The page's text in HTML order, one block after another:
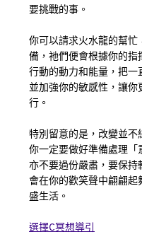
要挑戰的事。
你可以請求火水龍的幫
備，祂們便會根據你的
行動的動力和能量，把一
並加強你的敏感性，讓你
行。
特別留意的是，改變並
你一定要做好準備處理「
亦不要過份嚴肅，要保持
會在你的歡笑聲中翩翩起
盛生活。
選擇C冥想導引